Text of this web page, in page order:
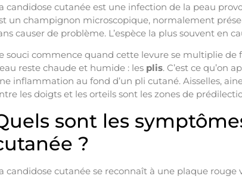
candidose cutanée est une infection de la peau
un champignon microscopique, normalement
causer de problème. L’espèce la plus souvent en
souci commence quand cette levure se multiplie de
reste chaude et humide : les plis. C’est ce qu’on
inflammation au fond d’un pli cutané. Aisselles,
les doigts et les orteils sont les zones de
sont les
?
candidose cutanée se reconnaît à une plaque